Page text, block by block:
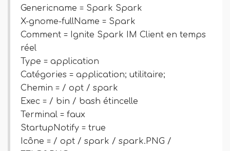
Genericname = Spark Spark
X-gnome-fullName = Spark
Comment = Ignite Spark IM Client en temps
réel
Type = application
Catégories = application; utilitaire;
Chemin = / opt / spark
Exec = / bin / bash étincelle
Terminal = faux
StartupNotify = true
Icône = / opt / spark / spark.PNG /